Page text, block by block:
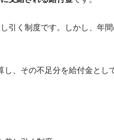
引く制度です。しかし、年
、その不足分を給付金とし